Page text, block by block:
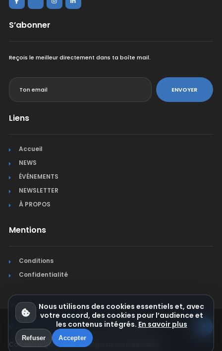
S’abonner
Reçois le meilleur directement dans ta boîte mail.
ENVOYER
Liens
Accueil
NEWS
ÉVÉNEMENTS
NEWSLETTER
À PROPOS
Mentions
Conditions
Confidentialité
© Jura Synchro 2015-2026. Tous droits réservés.
Conditions générales Politique de confidentialité
Nous utilisons des cookies essentiels et, avec
votre accord, des cookies pour l’audience et
les contenus intégrés. En savoir plus
Refuser Accepter